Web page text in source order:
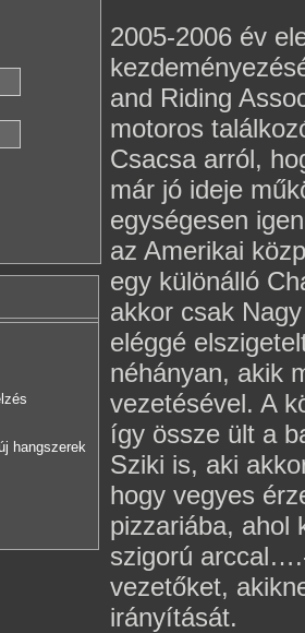
hangszerek
2005-2006 év
and Riding
motoros
Csacsa arról,
már jó ideje
egységesen
az Amerikai
egy különálló
akkor csak
eléggé
néhányan, akik
vezetésével. A
így össze ült a
Sziki is, aki
hogy vegyes
pizzariába, ahol
szigorú
vezetőket,
irányítását.